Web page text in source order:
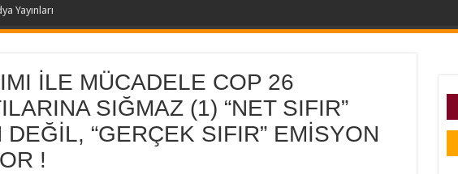
Yayınları
İLE MÜCADELE COP 26
SIĞMAZ (1) “NET SIFIR”
DEĞİL, “GERÇEK SIFIR” EMİSYON
!